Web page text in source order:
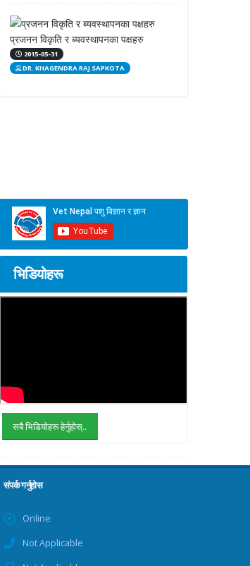
प्रजनन विकृति र ब्यवस्थापनका पक्षहरु
2015-05-31
DR. KHAGENDRA RAJ SAPKOTA
भिडियोहरू
सबै भिडियोहरू हेर्नुहोस्..
संपर्क गर्नुहोस
Online
Not Applicable